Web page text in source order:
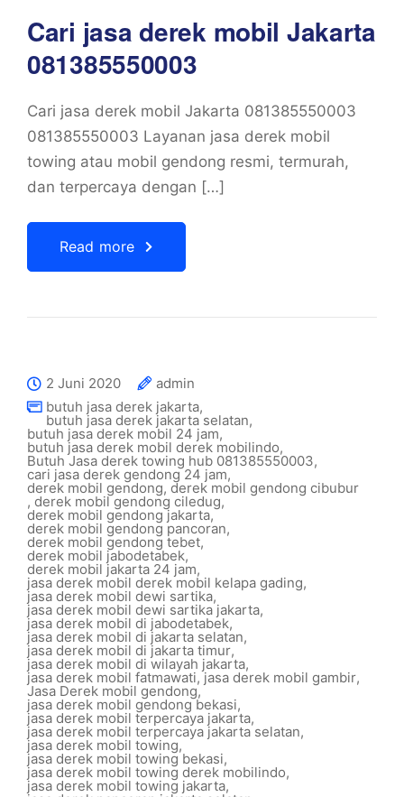
Cari jasa derek mobil Jakarta
081385550003
Cari jasa derek mobil Jakarta 081385550003
081385550003 Layanan jasa derek mobil
towing atau mobil gendong resmi, termurah,
dan terpercaya dengan […]
Read more
2 Juni 2020
admin
butuh jasa derek jakarta,
butuh jasa derek jakarta selatan,
butuh jasa derek mobil 24 jam,
butuh jasa derek mobil derek mobilindo,
Butuh Jasa derek towing hub 081385550003,
cari jasa derek gendong 24 jam,
derek mobil gendong, derek mobil gendong cibubur
, derek mobil gendong ciledug,
derek mobil gendong jakarta,
derek mobil gendong pancoran,
derek mobil gendong tebet,
derek mobil jabodetabek,
derek mobil jakarta 24 jam,
jasa derek mobil derek mobil kelapa gading,
jasa derek mobil dewi sartika,
jasa derek mobil dewi sartika jakarta,
jasa derek mobil di jabodetabek,
jasa derek mobil di jakarta selatan,
jasa derek mobil di jakarta timur,
jasa derek mobil di wilayah jakarta,
jasa derek mobil fatmawati,jasa derek mobil gambir,
Jasa Derek mobil gendong,
jasa derek mobil gendong bekasi,
jasa derek mobil terpercaya jakarta,
jasa derek mobil terpercaya jakarta selatan,
jasa derek mobil towing,
jasa derek mobil towing bekasi,
jasa derek mobil towing derek mobilindo,
jasa derek mobil towing jakarta,